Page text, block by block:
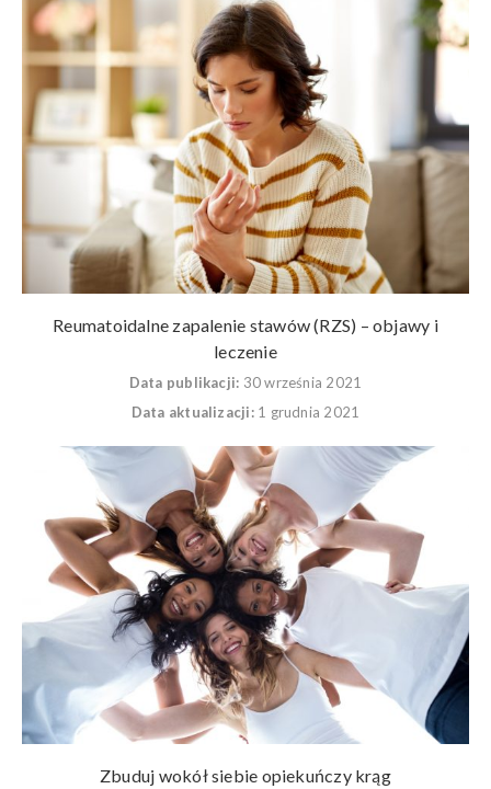
Reumatoidalne zapalenie stawów (RZS) – objawy i
leczenie
Data publikacji: 30 września 2021
Data aktualizacji: 1 grudnia 2021
Zbuduj wokół siebie opiekuńczy krąg